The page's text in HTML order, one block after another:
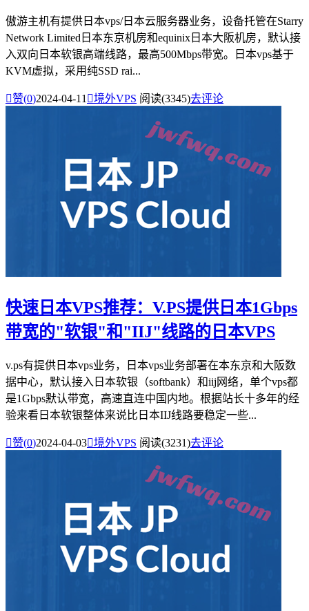
傲游主机有提供日本vps/日本云服务器业务，设备托管在Starry
Network Limited日本东京机房和equinix日本大阪机房，默认接
入双向日本软银高端线路，最高500Mbps带宽。日本vps基于
KVM虚拟，采用纯SSD rai...
赞(0)2024-04-11 境外VPS 阅读(3345)去评论
快速日本VPS推荐：V.PS提供日本1Gbps
带宽的"软银"和"IIJ"线路的日本VPS
v.ps有提供日本vps业务，日本vps业务部署在本东京和大阪数
据中心，默认接入日本软银（softbank）和iij网络，单个vps都
是1Gbps默认带宽，高速直连中国内地。根据站长十多年的经
验来看日本软银整体来说比日本IIJ线路要稳定一些...
赞(0)2024-04-03境外VPS 阅读(3231)去评论